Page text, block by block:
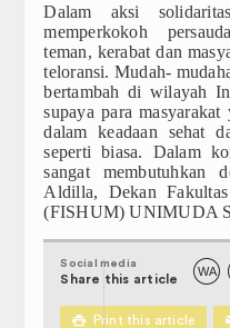
Dalam aksi
memperkokoh
teman, kerabat dan
teloransi. Mudah-
bertambah di wilayah
supaya para
dalam keadaan sehat
seperti biasa. Dalam
sangat membutuhkan
Aldilla, Dekan
(FISHUM) UNIMUDA
Social media
Share this article
WA
 Print this article